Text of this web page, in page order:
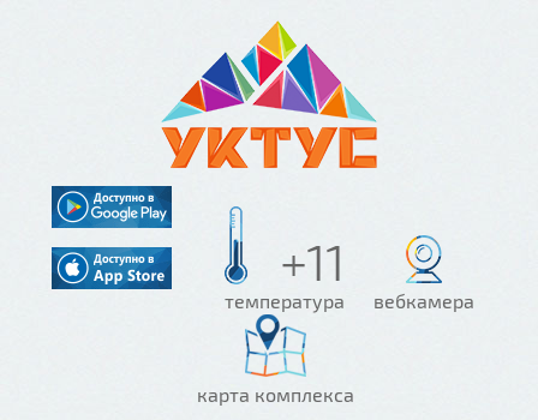
+11
температура вебкамера
карта комплекса